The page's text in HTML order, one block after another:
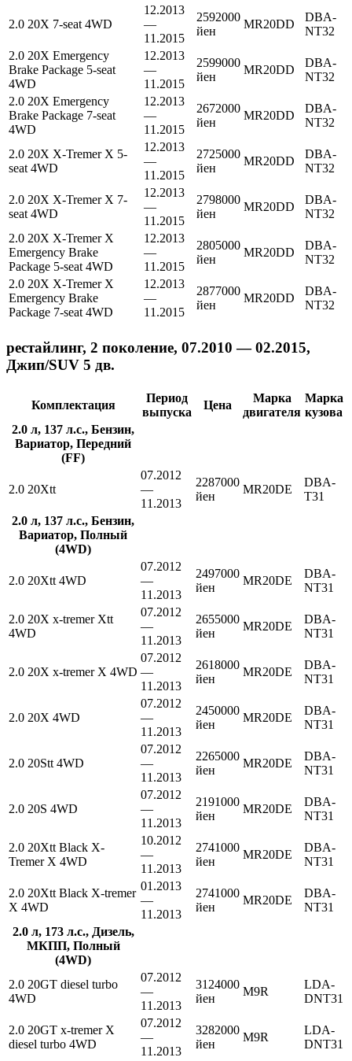
2.0 20X 7-seat 4WD
12.2013
—
11.2015
2592000
йен
MR20DD
DBA-
NT32
2.0 20X Emergency
Brake Package 5-seat
4WD
12.2013
—
11.2015
2599000
йен
MR20DD
DBA-
NT32
2.0 20X Emergency
Brake Package 7-seat
4WD
12.2013
—
11.2015
2672000
йен
MR20DD
DBA-
NT32
2.0 20X X-Tremer X 5-
seat 4WD
12.2013
—
11.2015
2725000
йен
MR20DD
DBA-
NT32
2.0 20X X-Tremer X 7-
seat 4WD
12.2013
—
11.2015
2798000
йен
MR20DD
DBA-
NT32
2.0 20X X-Tremer X
Emergency Brake
Package 5-seat 4WD
12.2013
—
11.2015
2805000
йен
MR20DD
DBA-
NT32
2.0 20X X-Tremer X
Emergency Brake
Package 7-seat 4WD
12.2013
—
11.2015
2877000
йен
MR20DD
DBA-
NT32
рестайлинг, 2 поколение, 07.2010 — 02.2015,
Джип/SUV 5 дв.
Комплектация
Период
выпуска
Цена
Марка
двигателя
Марка
кузова
2.0 л, 137 л.с., Бензин,
Вариатор, Передний
(FF)
2.0 20Xtt
07.2012
—
11.2013
2287000
йен
MR20DE
DBA-
T31
2.0 л, 137 л.с., Бензин,
Вариатор, Полный
(4WD)
2.0 20Xtt 4WD
07.2012
—
11.2013
2497000
йен
MR20DE
DBA-
NT31
2.0 20X x-tremer Xtt
4WD
07.2012
—
11.2013
2655000
йен
MR20DE
DBA-
NT31
2.0 20X x-tremer X 4WD
07.2012
—
11.2013
2618000
йен
MR20DE
DBA-
NT31
2.0 20X 4WD
07.2012
—
11.2013
2450000
йен
MR20DE
DBA-
NT31
2.0 20Stt 4WD
07.2012
—
11.2013
2265000
йен
MR20DE
DBA-
NT31
2.0 20S 4WD
07.2012
—
11.2013
2191000
йен
MR20DE
DBA-
NT31
2.0 20Xtt Black X-
Tremer X 4WD
10.2012
—
11.2013
2741000
йен
MR20DE
DBA-
NT31
2.0 20Xtt Black X-tremer
X 4WD
01.2013
—
11.2013
2741000
йен
MR20DE
DBA-
NT31
2.0 л, 173 л.с., Дизель,
МКПП, Полный
(4WD)
2.0 20GT diesel turbo
4WD
07.2012
—
11.2013
3124000
йен
M9R
LDA-
DNT31
2.0 20GT x-tremer X
diesel turbo 4WD
07.2012
—
11.2013
3282000
йен
M9R
LDA-
DNT31